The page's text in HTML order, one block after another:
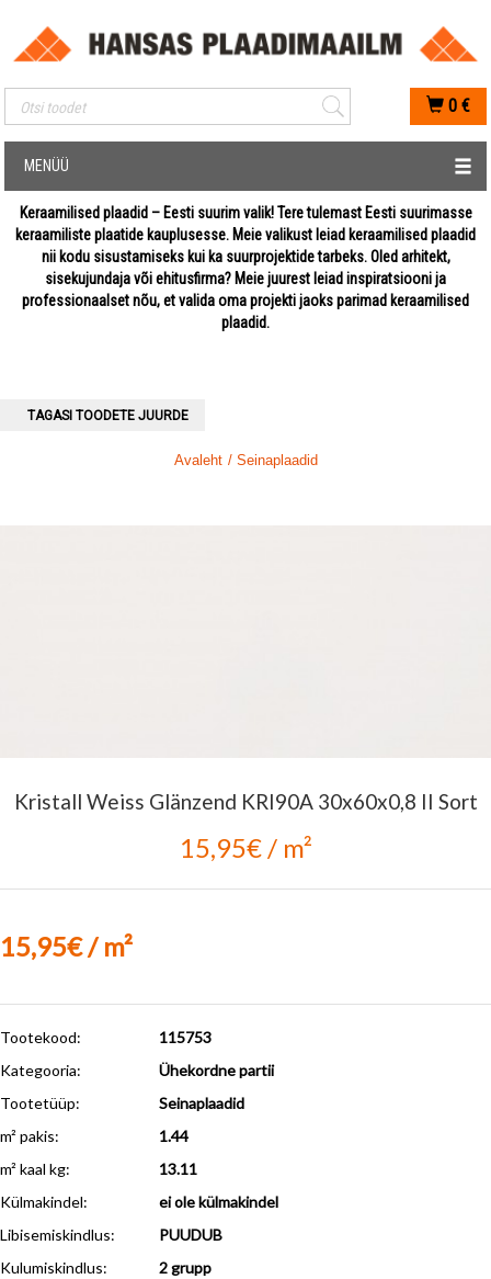
Mobiilis otsimise sisestus
0 €
MENÜÜ
Keraamilised plaadid – Eesti suurim valik! Tere tulemast Eesti suurimasse
keraamiliste plaatide kauplusesse. Meie valikust leiad keraamilised plaadid
nii kodu sisustamiseks kui ka suurprojektide tarbeks. Oled arhitekt,
sisekujundaja või ehitusfirma? Meie juurest leiad inspiratsiooni ja
professionaalset nõu, et valida oma projekti jaoks parimad keraamilised
plaadid.
TAGASI TOODETE JUURDE
Avaleht / Seinaplaadid
Kristall Weiss Glänzend KRI90A 30x60x0,8 II Sort
15,95€ / m²
15,95€ / m²
Tootekood:
115753
Kategooria:
Ühekordne partii
Tootetüüp:
Seinaplaadid
m² pakis:
1.44
m² kaal kg:
13.11
Külmakindel:
ei ole külmakindel
Libisemiskindlus:
PUUDUB
Kulumiskindlus: 2 grupp